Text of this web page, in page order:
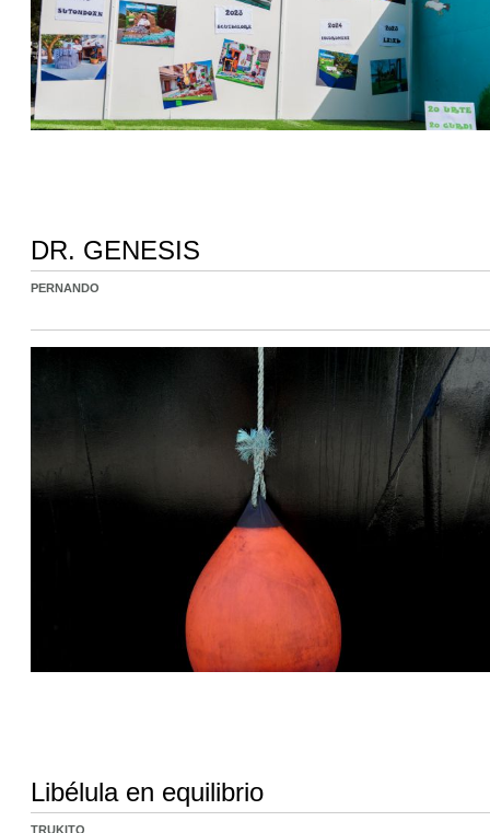
DR. GENESIS
PERNANDO
Libélula en equilibrio
TRUKITO